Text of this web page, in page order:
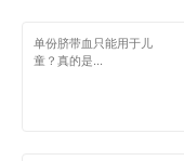
单份脐带血只能用于儿
童？真的是...